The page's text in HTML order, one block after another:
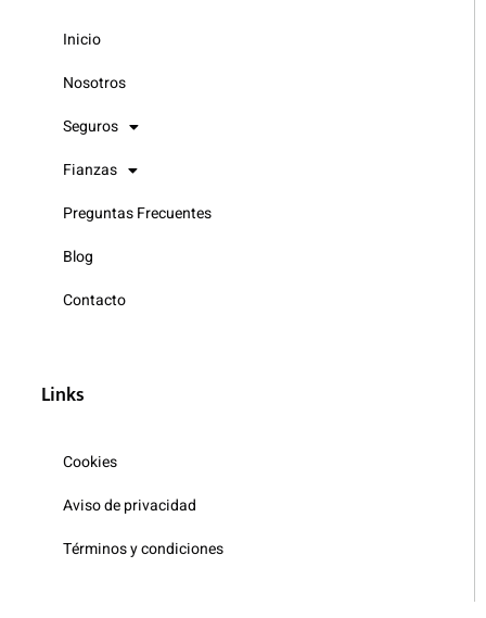
Inicio
Nosotros
Seguros
Fianzas
Preguntas Frecuentes
Blog
Contacto
Links
Cookies
Aviso de privacidad
Términos y condiciones